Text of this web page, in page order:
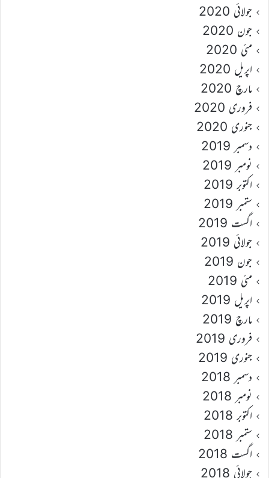
جولائی 2020
جون 2020
مئی 2020
اپریل 2020
مارچ 2020
فروری 2020
جنوری 2020
دسمبر 2019
نومبر 2019
اکتوبر 2019
ستمبر 2019
اگست 2019
جولائی 2019
جون 2019
مئی 2019
اپریل 2019
مارچ 2019
فروری 2019
جنوری 2019
دسمبر 2018
نومبر 2018
اکتوبر 2018
ستمبر 2018
اگست 2018
جولائی 2018